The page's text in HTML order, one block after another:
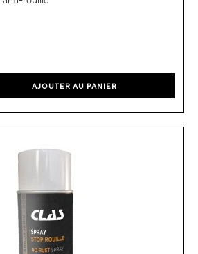
AJOUTER AU PANIER